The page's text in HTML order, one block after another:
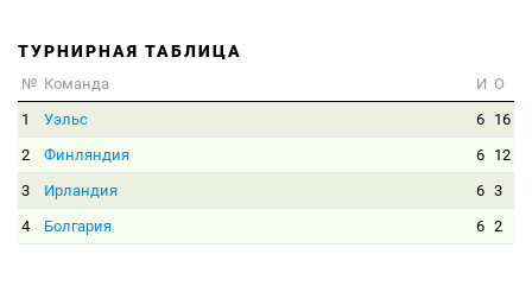
ТУРНИРНАЯ ТАБЛИЦА
№ Команда И О
1
Уэльс 6 16
2
Финляндия 6 12
3
Ирландия 6 3
4
Болгария 6 2